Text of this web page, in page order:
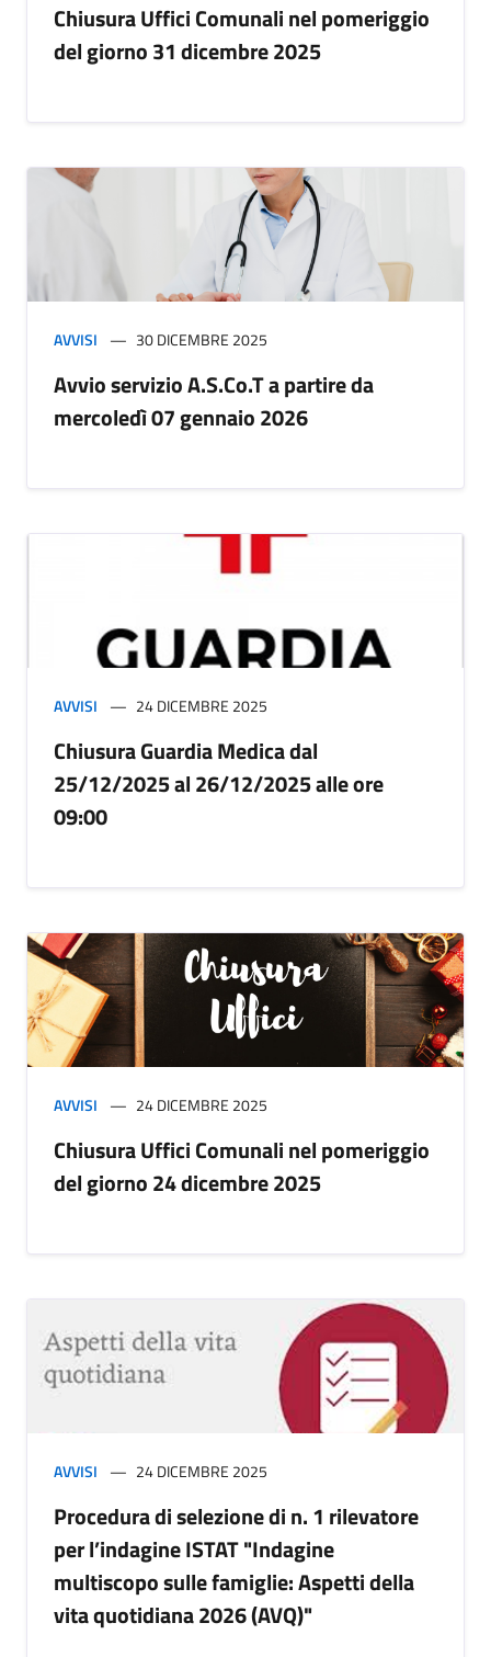
Chiusura Uffici Comunali nel pomeriggio
del giorno 31 dicembre 2025
AVVISI 30 DICEMBRE 2025
Avvio servizio A.S.Co.T a partire da
mercoledì 07 gennaio 2026
AVVISI 24 DICEMBRE 2025
Chiusura Guardia Medica dal
25/12/2025 al 26/12/2025 alle ore
09:00
AVVISI 24 DICEMBRE 2025
Chiusura Uffici Comunali nel pomeriggio
del giorno 24 dicembre 2025
AVVISI 24 DICEMBRE 2025
Procedura di selezione di n. 1 rilevatore
per l’indagine ISTAT "Indagine
multiscopo sulle famiglie: Aspetti della
vita quotidiana 2026 (AVQ)"